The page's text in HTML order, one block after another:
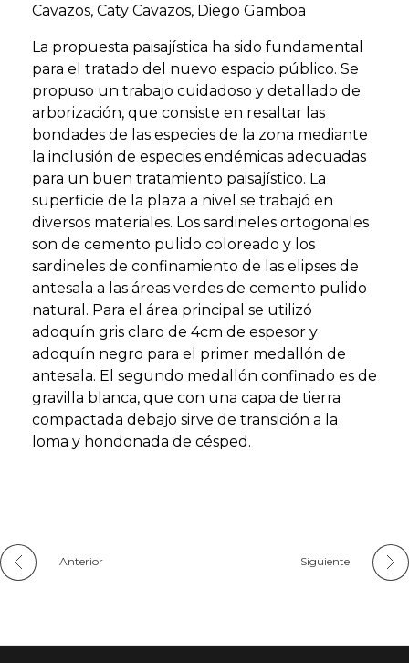
Cavazos, Caty Cavazos, Diego Gamboa
La propuesta paisajística ha sido fundamental
para el tratado del nuevo espacio público. Se
propuso un trabajo cuidadoso y detallado de
arborización, que consiste en resaltar las
bondades de las especies de la zona mediante
la inclusión de especies endémicas adecuadas
para un buen tratamiento paisajístico. La
superficie de la plaza a nivel se trabajó en
diversos materiales. Los sardineles ortogonales
son de cemento pulido coloreado y los
sardineles de confinamiento de las elipses de
antesala a las áreas verdes de cemento pulido
natural. Para el área principal se utilizó
adoquín gris claro de 4cm de espesor y
adoquín negro para el primer medallón de
antesala. El segundo medallón confinado es de
gravilla blanca, que con una capa de tierra
compactada debajo sirve de transición a la
loma y hondonada de césped.
Anterior Siguiente